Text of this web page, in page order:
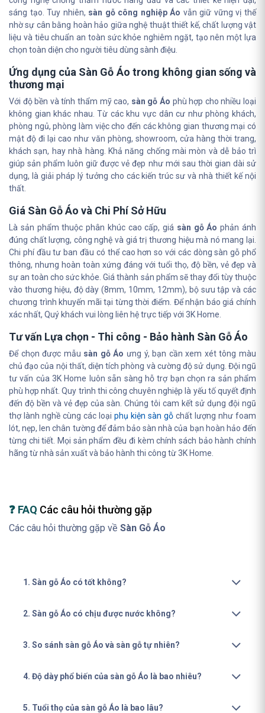
sáng tạo. Tuy nhiên, sàn gỗ công nghiệp Áo vẫn giữ vững vị thế
nhờ sự cân bằng hoàn hảo giữa nghệ thuật thiết kế, chất lượng vật
liệu và tiêu chuẩn an toàn sức khỏe nghiêm ngặt, tạo nên một lựa
chọn toàn diện cho người tiêu dùng sành điệu.
Ứng dụng của Sàn Gỗ Áo trong không gian sống và
thương mại
Với độ bền và tính thẩm mỹ cao, sàn gỗ Áo phù hợp cho nhiều loại
không gian khác nhau. Từ các khu vực dân cư như phòng khách,
phòng ngủ, phòng làm việc cho đến các không gian thương mại có
mật độ đi lại cao như văn phòng, showroom, cửa hàng thời trang,
khách sạn, hay nhà hàng. Khả năng chống mài mòn và dễ bảo trì
giúp sản phẩm luôn giữ được vẻ đẹp như mới sau thời gian dài sử
dụng, là giải pháp lý tưởng cho các kiến trúc sư và nhà thiết kế nội
thất.
Giá Sàn Gỗ Áo và Chi Phí Sở Hữu
Là sản phẩm thuộc phân khúc cao cấp, giá sàn gỗ Áo phản ánh
đúng chất lượng, công nghệ và giá trị thương hiệu mà nó mang lại.
Chi phí đầu tư ban đầu có thể cao hơn so với các dòng sàn gỗ phổ
thông, nhưng hoàn toàn xứng đáng với tuổi thọ, độ bền, vẻ đẹp và
sự an toàn cho sức khỏe. Giá thành sản phẩm sẽ thay đổi tùy thuộc
vào thương hiệu, độ dày (8mm, 10mm, 12mm), bộ sưu tập và các
chương trình khuyến mãi tại từng thời điểm. Để nhận báo giá chính
xác nhất, Quý khách vui lòng liên hệ trực tiếp với 3K Home.
Tư vấn Lựa chọn - Thi công - Bảo hành Sàn Gỗ Áo
Để chọn được mẫu sàn gỗ Áo ưng ý, bạn cần xem xét tông màu
chủ đạo của nội thất, diện tích phòng và cường độ sử dụng. Đội ngũ
tư vấn của 3K Home luôn sẵn sàng hỗ trợ bạn chọn ra sản phẩm
phù hợp nhất. Quy trình thi công chuyên nghiệp là yếu tố quyết định
đến độ bền và vẻ đẹp của sàn. Chúng tôi cam kết sử dụng đội ngũ
thợ lành nghề cùng các loại phụ kiện sàn gỗ chất lượng như foam
lót, nẹp, len chân tường để đảm bảo sàn nhà của bạn hoàn hảo đến
từng chi tiết. Mọi sản phẩm đều đi kèm chính sách bảo hành chính
hãng từ nhà sản xuất và bảo hành thi công từ 3K Home.
❓ FAQ Các câu hỏi thường gặp
Các câu hỏi thường gặp về Sàn Gỗ Áo
1. Sàn gỗ Áo có tốt không?
2. Sàn gỗ Áo có chịu được nước không?
3. So sánh sàn gỗ Áo và sàn gỗ tự nhiên?
4. Độ dày phổ biến của sàn gỗ Áo là bao nhiêu?
5. Tuổi thọ của sàn gỗ Áo là bao lâu?